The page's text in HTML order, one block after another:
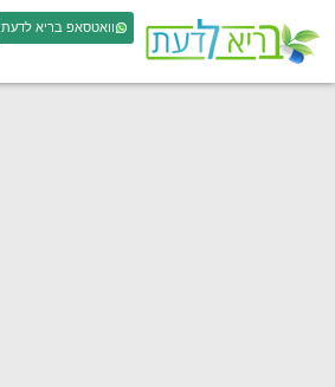
וואטסאפ בריא לדעת